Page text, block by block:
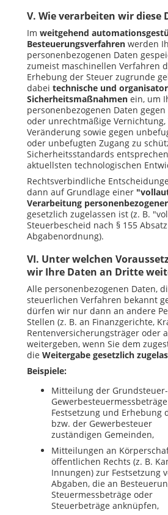
V. Wie verarbeiten wir diese
Im weitgehend
Besteuerungsverfahren werden
personenbezogenen Daten
zumeist maschinellen Verfahren
Erhebung der Steuer zugrunde
dabei technische und
Sicherheitsmaßnahmen ein, um
personenbezogenen Daten
oder unrechtmäßige
Veränderung sowie gegen
oder unbefugten Zugang zu
Sicherheitsstandards
aktuellsten technologischen
Rechtsverbindliche
dann auf Grundlage einer
Verarbeitung
gesetzlich zugelassen ist (z. B.
Steuerbescheid nach § 155
Abgabenordnung).
VI. Unter welchen
wir Ihre Daten an Dritte
Alle personenbezogenen Daten,
steuerlichen Verfahren bekannt
dürfen wir nur dann an andere
Stellen (z. B. an Finanzgerichte,
Rentenversicherungsträger oder
weitergeben, wenn Sie dem
die Weitergabe gesetzlich
Beispiele:
Mitteilung der
Festsetzung und Erhebung
bzw. der Gewerbesteuer
zuständigen Gemeinden,
Mitteilungen an
öffentlichen Rechts (z. B.
Innungen) zur Festsetzung
Abgaben, die an
Steuermessbeträge oder
Steuerbeträge anknüpfen,